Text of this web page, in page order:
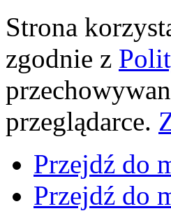
Strona
zgodnie z
przeglądarce.
Przejdź do
Przejdź do